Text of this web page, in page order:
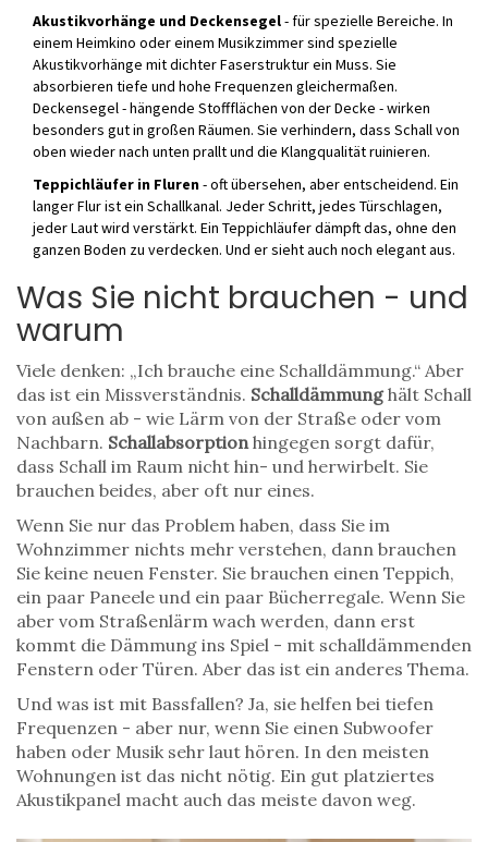
Akustikvorhänge und Deckensegel- für spezielle Bereiche. In
einem Heimkino oder einem Musikzimmer sind spezielle
Akustikvorhänge mit dichter Faserstruktur ein Muss. Sie
absorbieren tiefe und hohe Frequenzen gleichermaßen.
Deckensegel - hängende Stoffflächen von der Decke - wirken
besonders gut in großen Räumen. Sie verhindern, dass Schall von
oben wieder nach unten prallt und die Klangqualität ruinieren.
Teppichläufer in Fluren- oft übersehen, aber entscheidend. Ein
langer Flur ist ein Schallkanal. Jeder Schritt, jedes Türschlagen,
jeder Laut wird verstärkt. Ein Teppichläufer dämpft das, ohne den
ganzen Boden zu verdecken. Und er sieht auch noch elegant aus.
Was Sie nicht brauchen - und
warum
Viele denken: „Ich brauche eine Schalldämmung.“ Aber
das ist ein Missverständnis. Schalldämmunghält Schall
von außen ab - wie Lärm von der Straße oder vom
Nachbarn. Schallabsorptionhingegen sorgt dafür,
dass Schall im Raum nicht hin- und herwirbelt. Sie
brauchen beides, aber oft nur eines.
Wenn Sie nur das Problem haben, dass Sie im
Wohnzimmer nichts mehr verstehen, dann brauchen
Sie keine neuen Fenster. Sie brauchen einen Teppich,
ein paar Paneele und ein paar Bücherregale. Wenn Sie
aber vom Straßenlärm wach werden, dann erst
kommt die Dämmung ins Spiel - mit schalldämmenden
Fenstern oder Türen. Aber das ist ein anderes Thema.
Und was ist mit Bassfallen? Ja, sie helfen bei tiefen
Frequenzen - aber nur, wenn Sie einen Subwoofer
haben oder Musik sehr laut hören. In den meisten
Wohnungen ist das nicht nötig. Ein gut platziertes
Akustikpanel macht auch das meiste davon weg.